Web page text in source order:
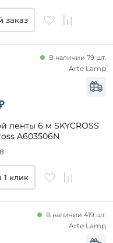
заказ
ленты 6 м SKYCROSS
A603506N
В наличии 79 шт.
Arte Lamp
1 клик
В наличии 419 шт.
Arte Lamp